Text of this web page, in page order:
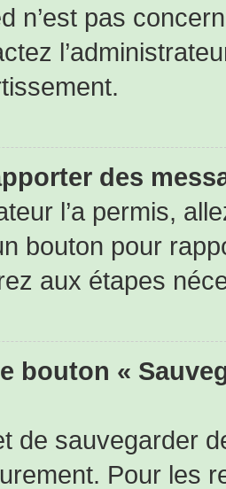
n’est pas
des
l’a permis,
bouton pour
aux étapes
bouton «
de sauvegarder
Pour les